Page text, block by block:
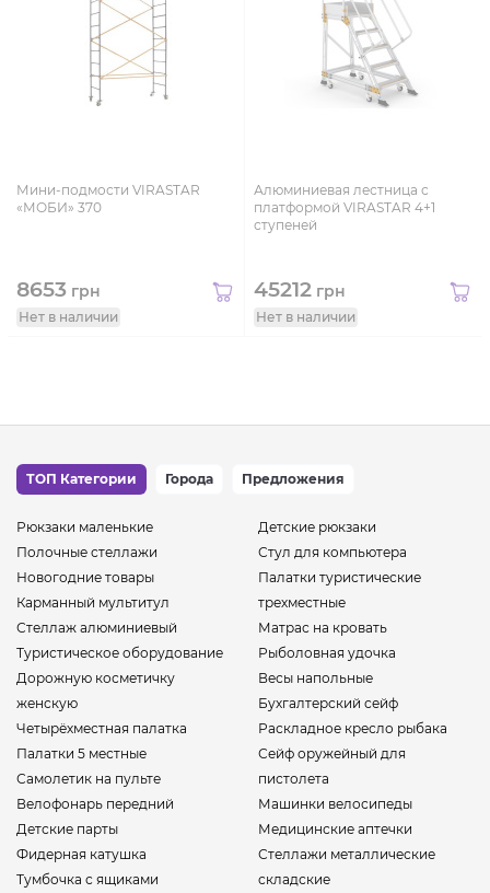
Мини-подмости VIRASTAR
«МОБИ» 370
8653 грн
Нет в наличии
Алюминиевая лестница с
платформой VIRASTAR 4+1
ступеней
45212 грн
Нет в наличии
ТОП Категории Города Предложения
Рюкзаки маленькие
Полочные стеллажи
Новогодние товары
Карманный мультитул
Стеллаж алюминиевый
Туристическое оборудование
Дорожную косметичку
женскую
Четырёхместная палатка
Детские рюкзаки
Стул для компьютера
Палатки туристические
трехместные
Матрас на кровать
Рыболовная удочка
Весы напольные
Бухгалтерский сейф
Раскладное кресло рыбака
Палатки 5 местные
Самолетик на пульте
Велофонарь передний
Детские парты
Фидерная катушка
Тумбочка с ящиками
Сейф оружейный для
пистолета
Машинки велосипеды
Медицинские аптечки
Стеллажи металлические
складские